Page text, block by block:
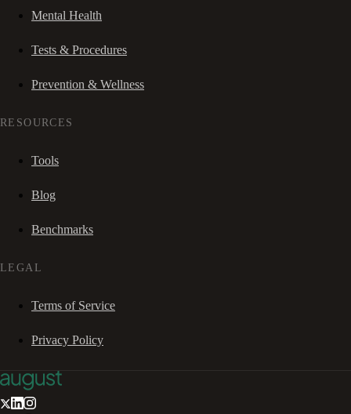
Mental Health
Tests & Procedures
Prevention & Wellness
RESOURCES
Tools
Blog
Benchmarks
LEGAL
Terms of Service
Privacy Policy